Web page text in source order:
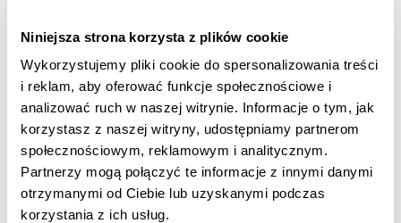
Niniejsza strona korzysta z plików cookie
Wykorzystujemy pliki cookie do spersonalizowania treści
i reklam, aby oferować funkcje społecznościowe i
analizować ruch w naszej witrynie. Informacje o tym, jak
korzystasz z naszej witryny, udostępniamy partnerom
społecznościowym, reklamowym i analitycznym.
Partnerzy mogą połączyć te informacje z innymi danymi
otrzymanymi od Ciebie lub uzyskanymi podczas
korzystania z ich usług.